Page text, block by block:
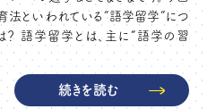
法といわれている“語学留学”につ
？ 語学留学とは、主に“語学の習
続きを読む